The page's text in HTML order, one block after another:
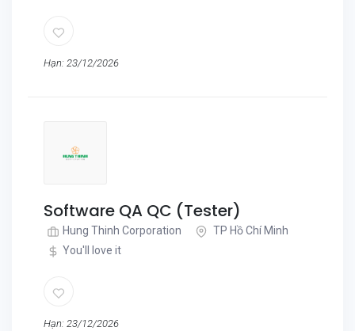
Hạn: 23/12/2026
Software QA QC (Tester)
Hung Thinh Corporation
TP Hồ Chí Minh
You'll love it
Hạn: 23/12/2026